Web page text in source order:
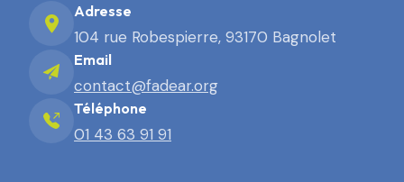
Adresse
104 rue Robespierre, 93170 Bagnolet
Email
contact@fadear.org
Téléphone
01 43 63 91 91